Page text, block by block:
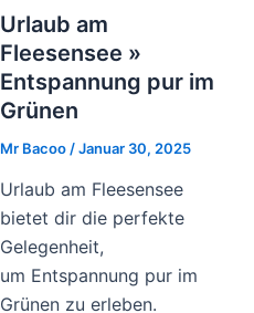
Urlaub am
Fleesensee »
Entspannung pur im
Grünen
Mr Bacoo /Januar 30, 2025
Urlaub am Fleesensee
bietet dir die perfekte
Gelegenheit,
um Entspannung pur im
Grünen zu erleben.